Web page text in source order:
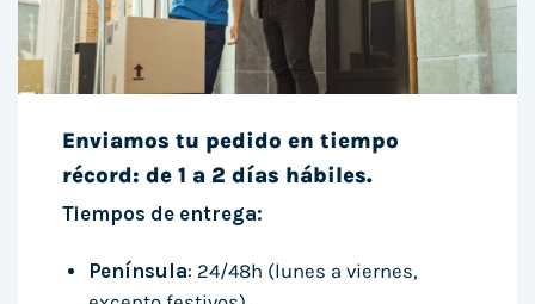
Enviamos tu pedido en tiempo
récord: de 1 a 2 días hábiles.
Tiempos de entrega:
Península: 24/48h (lunes a viernes,